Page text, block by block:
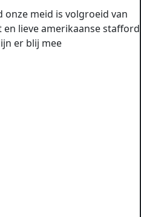
meid is volgroeid van
lieve amerikaanse stafford
er blij mee